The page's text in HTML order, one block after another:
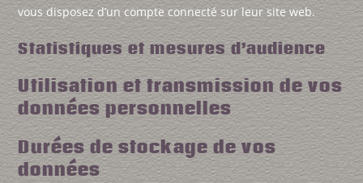
vous disposez d’un compte connecté sur leur site web.
Statistiques et mesures d’audience
Utilisation et transmission de vos
données personnelles
Durées de stockage de vos
données